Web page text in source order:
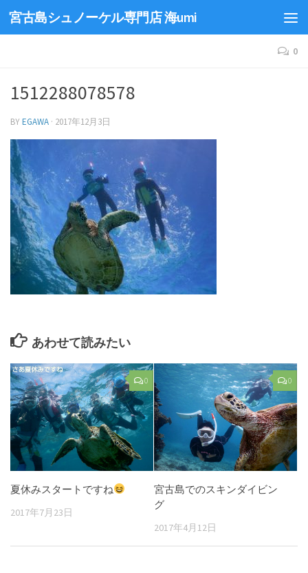
宮古島シュノーケル専門店 海umi
0
1512288078578
BYEGAWA · 2017年12月3日
あわせて読みたい
0
夏休みスタートですね
2017年7月23日
0
宮古島でのスキンダイビン
グ
2017年4月12日